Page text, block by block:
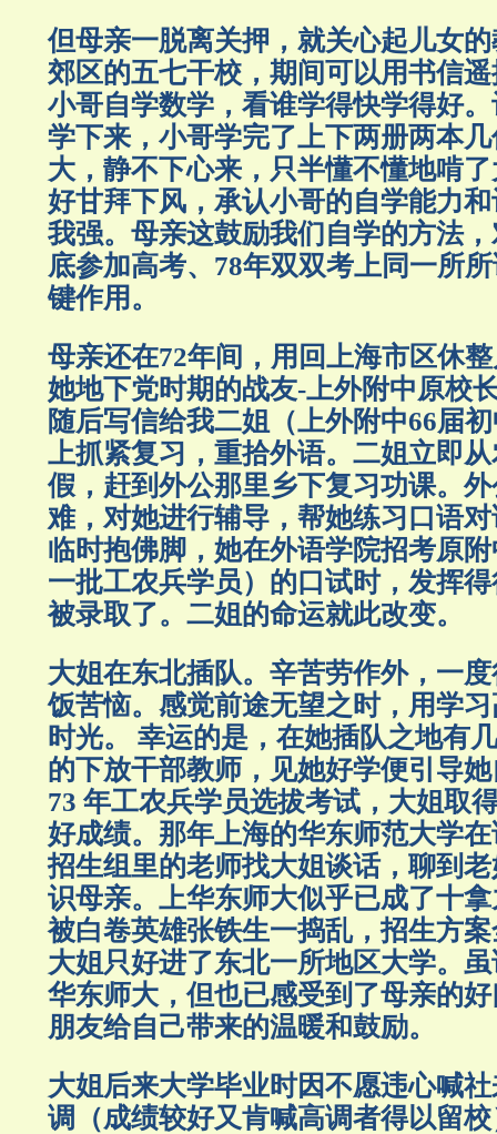
但母亲一脱离关押，就关心起儿女
郊区的五七干校，期间可以用书信
小哥自学数学，看谁学得快学得好
学下来，小哥学完了上下两册两本
大，静不下心来，只半懂不懂地啃
好甘拜下风，承认小哥的自学能力
我强。母亲这鼓励我们自学的方法
底参加高考、78年双双考上同一所
键作用。
母亲还在72年间，用回上海市区休
她地下党时期的战友-上外附中原校
随后写信给我二姐（上外附中66届
上抓紧复习，重拾外语。二姐立即
假，赶到外公那里乡下复习功课。
难，对她进行辅导，帮她练习口语
临时抱佛脚，她在外语学院招考原
一批工农兵学员）的口试时，发挥
被录取了。二姐的命运就此改变。
大姐在东北插队。辛苦劳作外，一
饭苦恼。感觉前途无望之时，用学
时光。 幸运的是，在她插队之地有
的下放干部教师，见她好学便引导
73 年工农兵学员选拔考试，大姐取
好成绩。那年上海的华东师范大学
招生组里的老师找大姐谈话，聊到
识母亲。上华东师大似乎已成了十
被白卷英雄张铁生一捣乱，招生方
大姐只好进了东北一所地区大学。
华东师大，但也已感受到了母亲的
朋友给自己带来的温暖和鼓励。
大姐后来大学毕业时因不愿违心喊
调（成绩较好又肯喊高调者得以留